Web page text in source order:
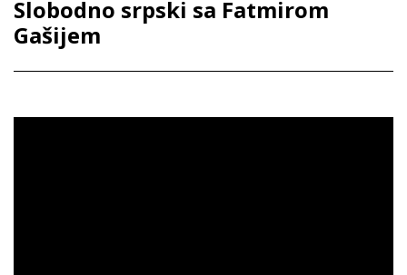
Slobodno srpski sa Fatmirom
Gašijem